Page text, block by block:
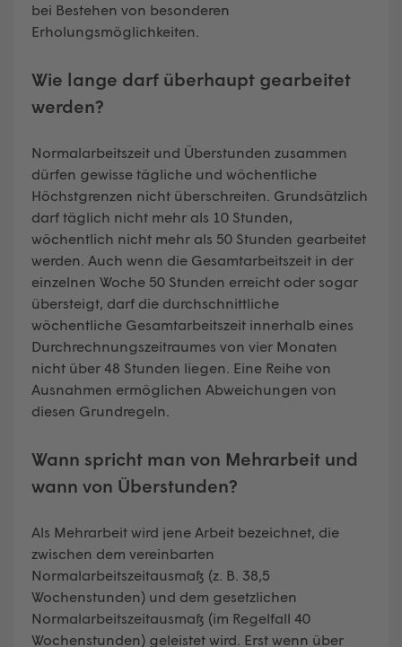
bei Bestehen von besonderen
Erholungsmöglichkeiten.
Wie lange darf überhaupt gearbeitet
werden?
Normalarbeitszeit und Überstunden zusammen
dürfen gewisse tägliche und wöchentliche
Höchstgrenzen nicht überschreiten. Grundsätzlich
darf täglich nicht mehr als 10 Stunden,
wöchentlich nicht mehr als 50 Stunden gearbeitet
werden. Auch wenn die Gesamtarbeitszeit in der
einzelnen Woche 50 Stunden erreicht oder sogar
übersteigt, darf die durchschnittliche
wöchentliche Gesamtarbeitszeit innerhalb eines
Durchrechnungszeitraumes von vier Monaten
nicht über 48 Stunden liegen. Eine Reihe von
Ausnahmen ermöglichen Abweichungen von
diesen Grundregeln.
Wann spricht man von Mehrarbeit und
wann von Überstunden?
Als Mehrarbeit wird jene Arbeit bezeichnet, die
zwischen dem vereinbarten
Normalarbeitszeitausmaß (z. B. 38,5
Wochenstunden) und dem gesetzlichen
Normalarbeitszeitausmaß (im Regelfall 40
Wochenstunden) geleistet wird. Erst wenn über